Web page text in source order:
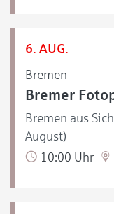
6. AUG.
Bremen
Bremer
Bremen aus
August)
10:00 Uhr